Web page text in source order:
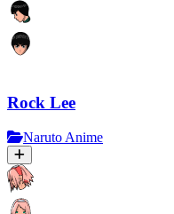
Rock Lee
Naruto Anime